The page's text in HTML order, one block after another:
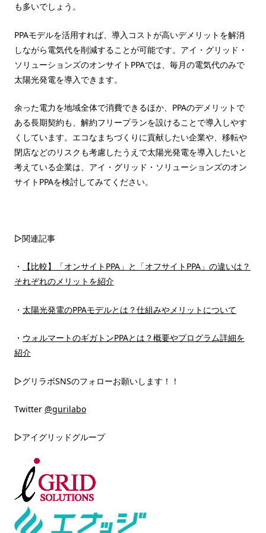
も多いでしょう。
PPAモデルを活用すれば、導入コストが高いデメリットを解消
しながら電気代を削減することが可能です。アイ・グリッド・
ソリューションズのオンサイトPPAでは、毎月の電気代のみで
太陽光発電を導入できます。
余った電力を地域全体で消費できるほか、PPAのデメリットで
ある長期契約も、解約フリープランを設けることで導入しやす
くしています。エコなまちづくりに貢献したい企業や、移転や
閉店などのリスクも考慮したうえで太陽光発電を導入したいと
考えている企業は、アイ・グリッド・ソリューションズのオン
サイトPPAを検討してみてください。
▷関連記事
・
【比較】「オンサイトPPA」と「オフサイトPPA」の違いは？
それぞれのメリットを紹介
・ 太陽光発電のPPAモデルとは？仕組みやメリットについて
・ ウォルマートのギガトンPPAとは？概要やプログラム詳細を
紹介
▷グリラボSNSのフォローお願いします！！
Twitter @gurilabo
▷アイグリッドグループ